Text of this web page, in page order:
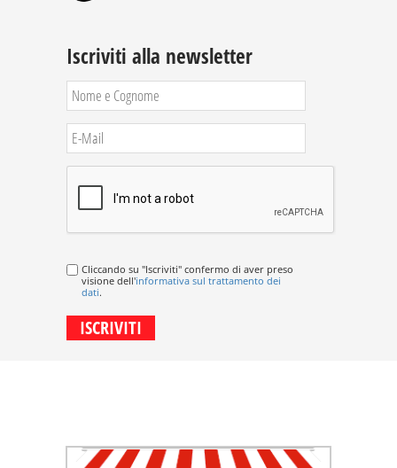
Iscriviti alla newsletter
Cliccando su "Iscriviti" confermo di aver preso
visione dell'informativa sul trattamento dei
dati.